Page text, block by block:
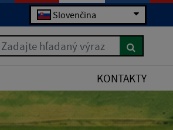
Slovenčina
hľadaný výraz
KONTAKTY